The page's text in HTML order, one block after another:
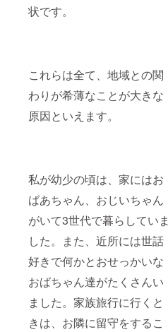
状です。
これらは全て、地域との関
わりが希薄なことが大きな
原因といえます。
私が幼少の頃は、家にはお
ばあちゃん、おじいちゃん
がいて3世代で暮らしていま
した。また、近所には世話
好きで何かとおせっかいな
おばちゃん達がたくさんい
ました。家族旅行に行くと
きは、お隣に留守をするこ